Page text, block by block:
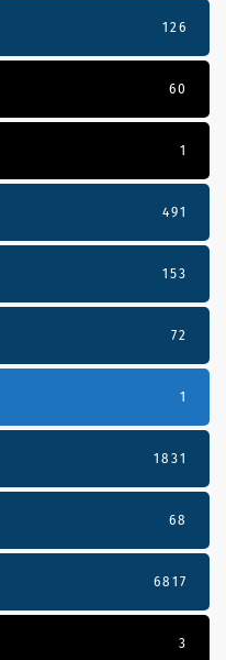
126
60
1
491
153
72
1
1831
68
6817
3